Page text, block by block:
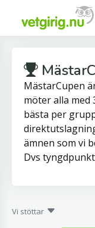
MästarCupen
möter alla med
bästa per
ämnen som vi
Dvs
Vi stöttar